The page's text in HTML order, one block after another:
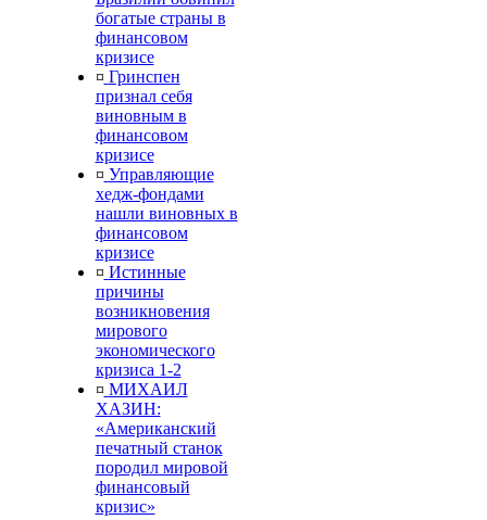
богатые страны в
финансовом
кризисе
¤ Гринспен
признал себя
виновным в
финансовом
кризисе
¤ Управляющие
хедж-фондами
нашли виновных в
финансовом
кризисе
¤ Истинные
причины
возникновения
мирового
экономического
кризиса 1-2
¤ МИХАИЛ
ХАЗИН:
«Американский
печатный станок
породил мировой
финансовый
кризис»